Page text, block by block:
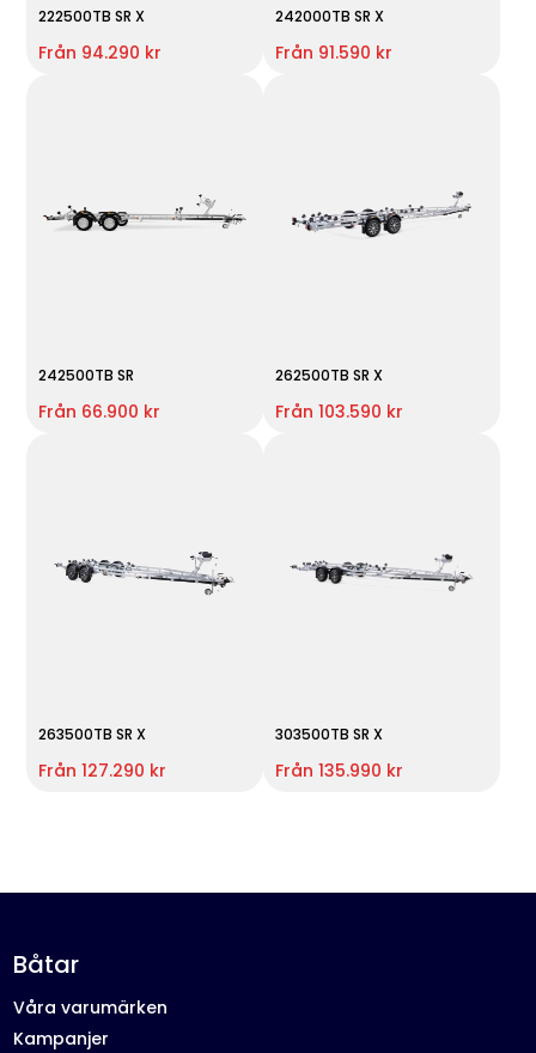
222500TB SR X
Från 94.290 kr
242000TB SR X
Från 91.590 kr
242500TB SR
Från 66.900 kr
262500TB SR X
Från 103.590 kr
263500TB SR X
Från 127.290 kr
303500TB SR X
Från 135.990 kr
Båtar
Våra varumärken
Kampanjer